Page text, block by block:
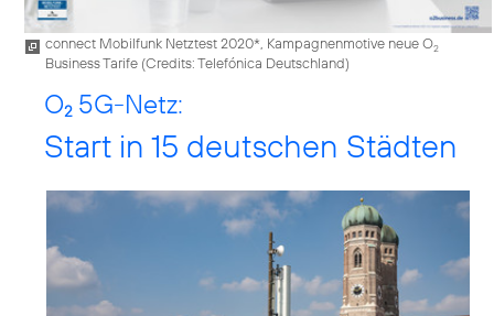
connect Mobilfunk Netztest 2020*, Kampagnenmotive neue O2
Business Tarife (Credits: Telefónica Deutschland)
O2 5G-Netz:
Start in 15 deutschen Städten